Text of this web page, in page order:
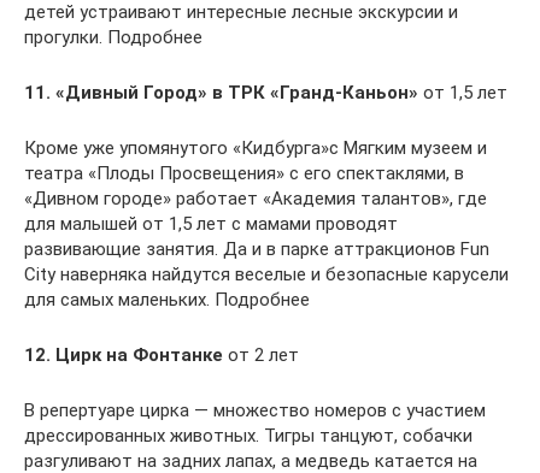
детей устраивают интересные лесные экскурсии и
прогулки. Подробнее
11. «Дивный Город» в ТРК «Гранд-Каньон» от 1,5 лет
Кроме уже упомянутого «Кидбурга»с Мягким музеем и
театра «Плоды Просвещения» с его спектаклями, в
«Дивном городе» работает «Академия талантов», где
для малышей от 1,5 лет с мамами проводят
развивающие занятия. Да и в парке аттракционов Fun
City наверняка найдутся веселые и безопасные карусели
для самых маленьких. Подробнее
12. Цирк на Фонтанке от 2 лет
В репертуаре цирка — множество номеров с участием
дрессированных животных. Тигры танцуют, собачки
разгуливают на задних лапах, а медведь катается на